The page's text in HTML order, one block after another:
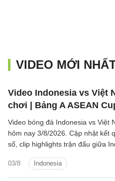
VIDEO MỚI
Video Indonesia vs Việt
chơi | Bảng A ASEAN
03/8 Indonesia
Video bóng đá Indonesia vs Việt
hôm nay 3/8/2026. Cập nhật kết
số, clip highlights trận đấu giữa